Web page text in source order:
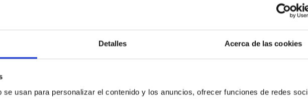
Detalles Acerca de las cookies
usan para personalizar el contenido y los anuncios, ofrecer funciones de redes